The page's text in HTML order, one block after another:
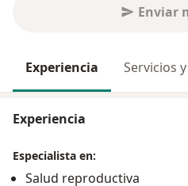
Enviar
Experiencia Servicios
Experiencia
Especialista en:
Salud reproductiva